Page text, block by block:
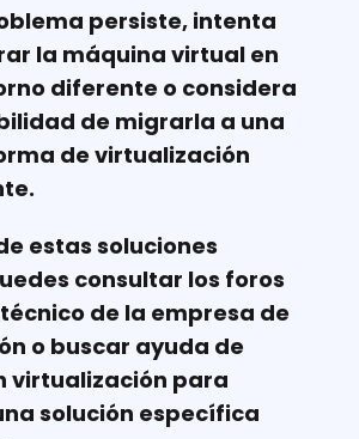
persiste, intenta
la máquina virtual en
diferente o considera
de migrarla a una
de virtualización
estas soluciones
consultar los foros
de la empresa de
o buscar ayuda de
virtualización para
solución específica